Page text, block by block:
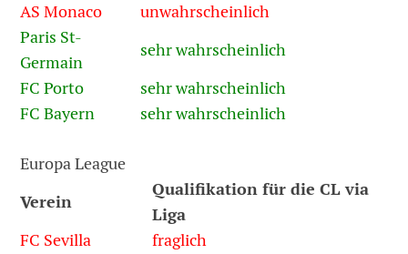
AS Monaco
unwahrscheinlich
Paris St-
Germain
sehr wahrscheinlich
FC Porto
sehr wahrscheinlich
FC Bayern
sehr wahrscheinlich
Europa League
Verein
Qualifikation für die CL via
Liga
FC Sevilla
fraglich